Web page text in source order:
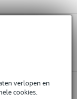
verlopen en
cookies.
300,- en max.
defect